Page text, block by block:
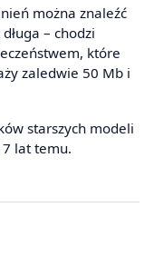
można znaleźć
– chodzi
które
zaledwie 50 Mb i
starszych modeli
7 lat temu.